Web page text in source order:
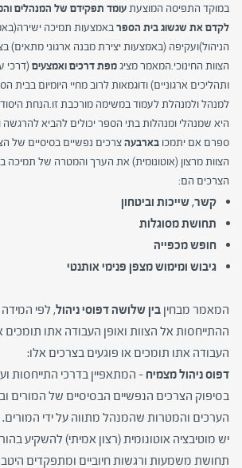
במוקד התפיסה המוצעתעומד תפקידם של המנהלים
לקדם את שגשוג בית הספרבאמצעות תמיכה
הניהול)ועקיפה (באמצעות יצירת מבנה ארגוני מתאים)
הצוות החינוכי.המאמר מציגמפת דרכים ואמצעים (דרכי
ותהליכים ארגוניים) ודוגמאות לרוב מחיי היומיום בבית
למנהל ולמנהלת לעמוד במשימה מורכבת זו.הנחת
היא שמנהלי ומנהלות בתי הספר יכולים להביא להרגשה
ספרם אם יתמכו בארבעהצרכים נפשיים בסיסיים של
הצוות מרצון (אוטונומית) את הערך והמטרה של תמיכה
הצרכים הם:
קשר, שייכות וביטחון
תחושת מסוגלות
חופש מכפייה
גיבוש ומימוש מצפן פנימי אותנטי
המאמר מבחין בין שלושה דפוסי ניהול, לפי
ההתייחסות אל הצוות ואופן העבודה אתו תומכים
העבודה אתו תומכים או פוגעים בצרכים אלו:
דפוס ניהול מצמיח – המתאפיין בדרכי התייחסות
בסיפוק הצרכים הנפשיים הבסיסיים של המורים
הערכים והמטרות שהמנהל מתווה על ידי
יש מוטיבציה אוטונומית (רצון אמיתי) להשקיע
תחושת משמעות ורגשות חיוביים ומתפקדים